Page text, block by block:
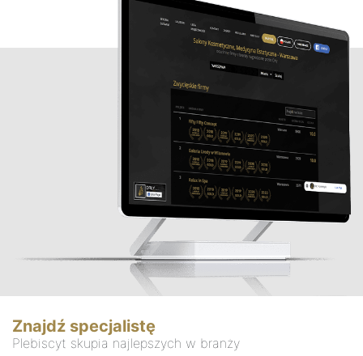
Znajdź specjalistę
Plebiscyt skupia najlepszych w branży